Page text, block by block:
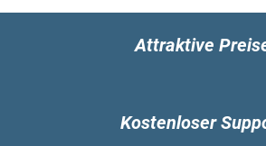
Attraktive
Kostenloser